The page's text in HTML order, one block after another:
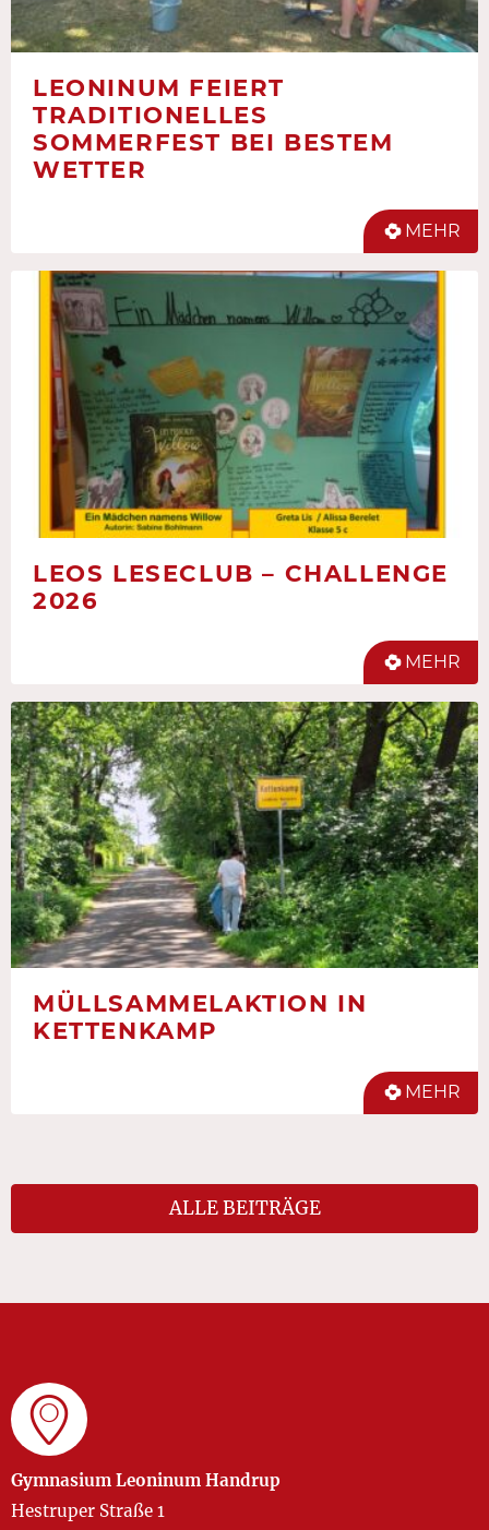
LEONINUM FEIERT
TRADITIONELLES
SOMMERFEST BEI BESTEM
WETTER
MEHR
LEOS LESECLUB – CHALLENGE
2026
MEHR
MÜLLSAMMELAKTION IN
KETTENKAMP
MEHR
ALLE BEITRÄGE
Gymnasium Leoninum Handrup
Hestruper Straße 1